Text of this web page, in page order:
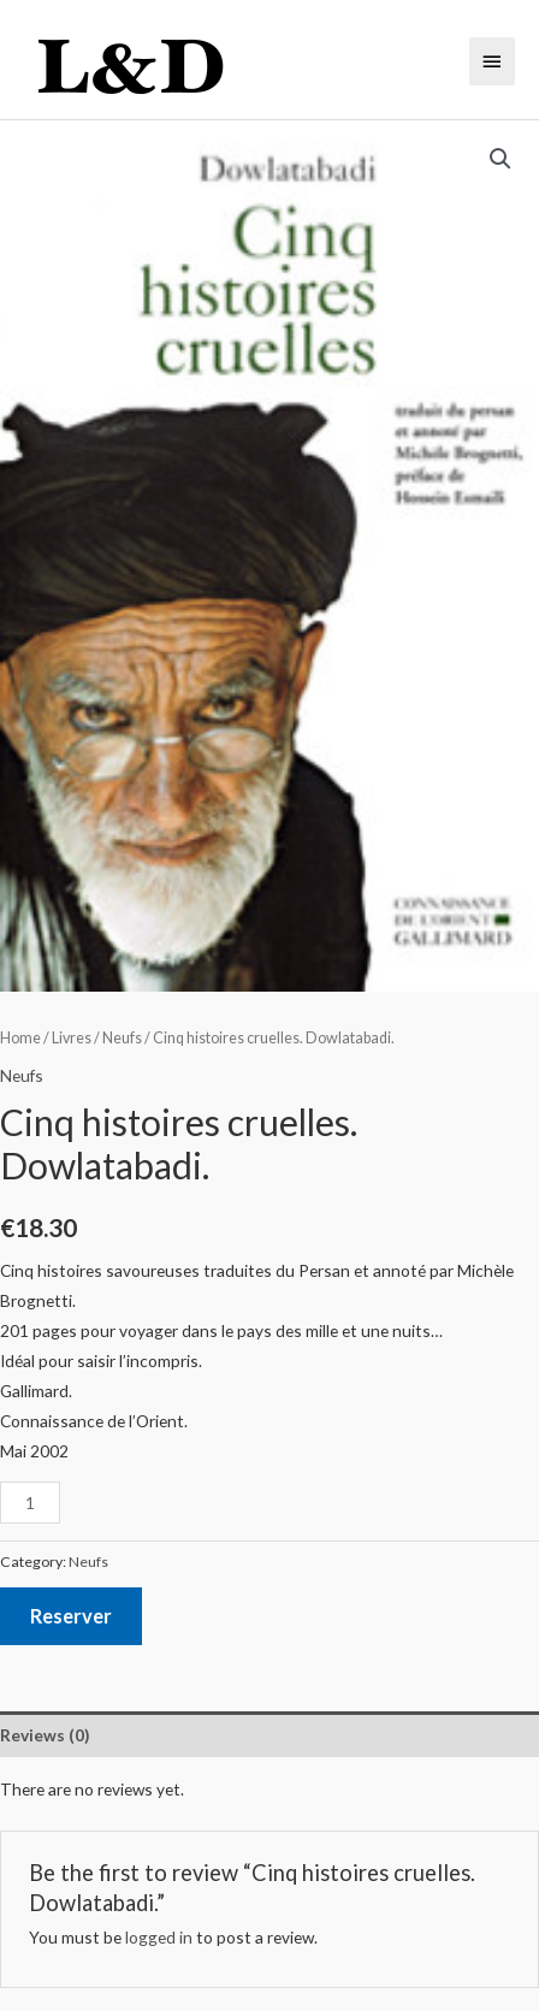
Home/ Livres/ Neufs/ Cinq histoires cruelles. Dowlatabadi.
Neufs
Cinq histoires cruelles.
Dowlatabadi.
€18.30
Cinq histoires savoureuses traduites du Persan et annoté par Michèle
Brognetti.
201 pages pour voyager dans le pays des mille et une nuits…
Idéal pour saisir l’incompris.
Gallimard.
Connaissance de l’Orient.
Mai 2002
Category:Neufs
Reserver
Reviews (0)
There are no reviews yet.
Be the first to review “Cinq histoires cruelles.
Dowlatabadi.”
You must belogged in to post a review.